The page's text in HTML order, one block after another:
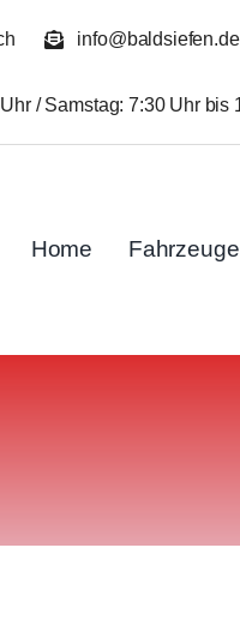
info@baldsiefen.de
/ Samstag: 7:30 Uhr bis
Home Fahrzeuge